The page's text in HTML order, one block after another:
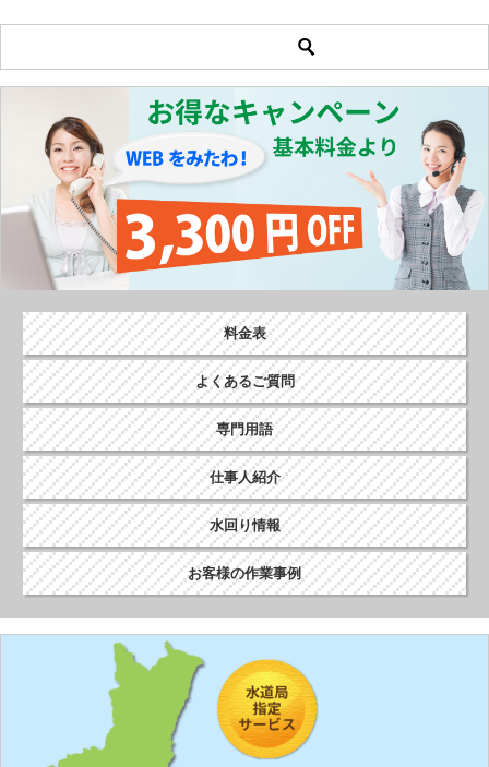
投
稿
ビ
ゲ
ー
シ
ョ
ン
料金表
よくあるご質問
専門用語
仕事人紹介
水回り情報
お客様の作業事例